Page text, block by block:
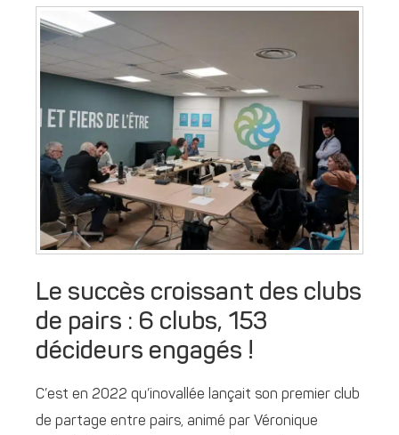
Le succès croissant des clubs
de pairs : 6 clubs, 153
décideurs engagés !
C’est en 2022 qu’inovallée lançait son premier club
de partage entre pairs, animé par Véronique